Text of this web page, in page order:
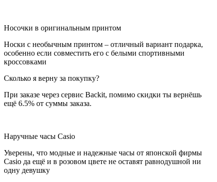
Носочки в оригинальным принтом
Носки с необычным принтом – отличный вариант подарка,
особенно если совместить его с белыми спортивными
кроссовками
Сколько я верну за покупку?
При заказе через сервис Backit, помимо скидки ты вернёшь
ещё 6.5% от суммы заказа.
Наручные часы Casio
Уверены, что модные и надежные часы от японской фирмы
Casio да ещё и в розовом цвете не оставят равнодушной ни
одну девушку